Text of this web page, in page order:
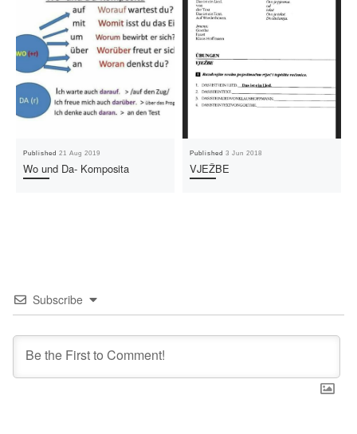
Published21 Aug 2019
Wo und Da- Komposita
Published3 Jun 2018
VJEŽBE
Subscribe